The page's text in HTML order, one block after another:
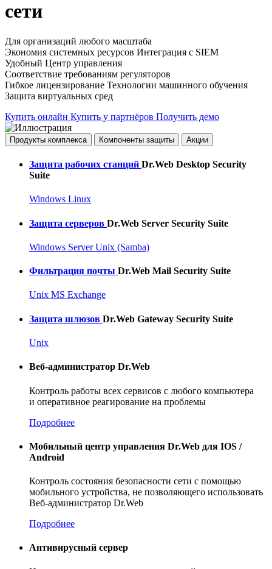
сети
Для организаций любого масштаба
Экономия системных ресурсов Интеграция с SIEM
Удобный Центр управления
Соответствие требованиям регуляторов
Гибкое лицензирование Технологии машинного обучения
Защита виртуальных сред
Купить онлайн Купить у партнёров Получить демо
Продукты комплекса Компоненты защиты Акции
Защита рабочих станций Dr.Web Desktop Security
Suite
Windows Linux
Защита серверов Dr.Web Server Security Suite
Windows Server Unix (Samba)
Фильтрация почты Dr.Web Mail Security Suite
Unix MS Exchange
Защита шлюзов Dr.Web Gateway Security Suite
Unix
Веб-администратор Dr.Web
Контроль работы всех сервисов с любого компьютера
и оперативное реагирование на проблемы
Подробнее
Мобильный центр управления Dr.Web для IOS /
Android
Контроль состояния безопасности сети с помощью
мобильного устройства, не позволяющего использовать
Веб-администратор Dr.Web
Подробнее
Антивирусный сервер